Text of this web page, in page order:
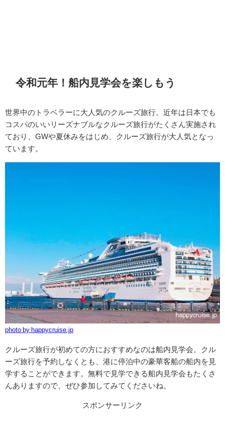
令和元年！船内見学会を楽しもう
世界中のトラベラーに大人気のクルーズ旅行。近年は日本でも
コスパのいいリーズナブルなクルーズ旅行がたくさん実施され
ており、GWや夏休みをはじめ、クルーズ旅行が大人気となっ
ています。
photo by happycruise.jp
クルーズ旅行が初めての方におすすめなのは船内見学会。クル
ーズ旅行を予約しなくとも、港に停泊中の豪華客船の船内を見
学することができます。無料で見学できる船内見学会もたくさ
んありますので、ぜひ参加してみてくださいね。
スポンサーリンク